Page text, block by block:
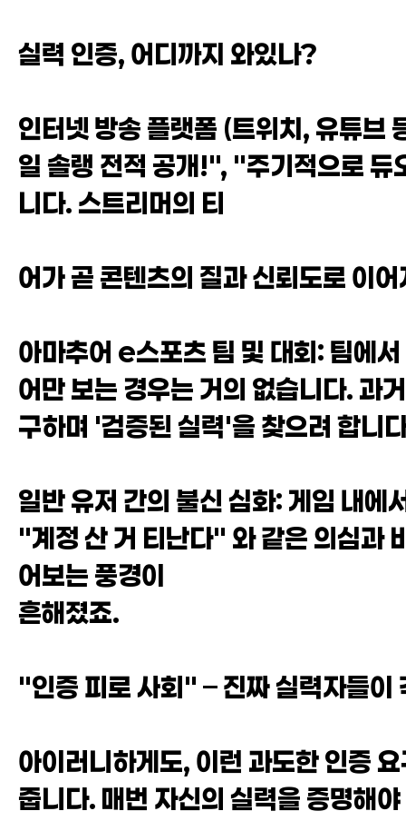
실력 인증, 어디까지 와있나?
인터넷 방송 플랫폼 (트위치, 유튜
일 솔랭 전적 공개!", "주기적으로 듀
니다. 스트리머의 티
어가 곧 콘텐츠의 질과 신뢰도로 이
아마추어 e스포츠 팀 및 대회: 팀에
어만 보는 경우는 거의 없습니다. 과
구하며 '검증된 실력'을 찾으려 합니
일반 유저 간의 불신 심화: 게임 내
"계정 산 거 티난다" 와 같은 의심과
어보는 풍경이
흔해졌죠.
"인증 피로 사회" – 진짜 실력자들이
아이러니하게도, 이런 과도한 인증
줍니다. 매번 자신의 실력을 증명해